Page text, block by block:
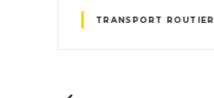
TRANSPORT ROUTIER